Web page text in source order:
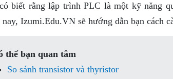
biết rằng lập trình PLC là một kỹ năng
Izumi.Edu.VN sẽ hướng dẫn bạn cách
thể bạn quan tâm
So sánh transistor và thyristor